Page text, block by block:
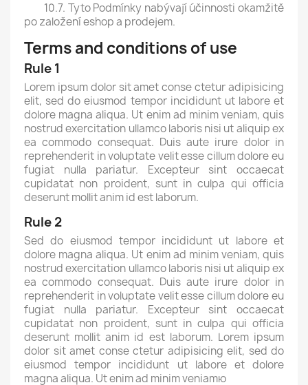
10.7. Tyto Podmínky nabývají účinnosti okamžitě
po založení eshop a prodejem.
Terms and conditions of use
Rule 1
Lorem ipsum dolor sit amet conse ctetur adipisicing
elit, sed do eiusmod tempor incididunt ut labore et
dolore magna aliqua. Ut enim ad minim veniam, quis
nostrud exercitation ullamco laboris nisi ut aliquip ex
ea commodo consequat. Duis aute irure dolor in
reprehenderit in voluptate velit esse cillum dolore eu
fugiat nulla pariatur. Excepteur sint occaecat
cupidatat non proident, sunt in culpa qui officia
deserunt mollit anim id est laborum.
Rule 2
Sed do eiusmod tempor incididunt ut labore et
dolore magna aliqua. Ut enim ad minim veniam, quis
nostrud exercitation ullamco laboris nisi ut aliquip ex
ea commodo consequat. Duis aute irure dolor in
reprehenderit in voluptate velit esse cillum dolore eu
fugiat nulla pariatur. Excepteur sint occaecat
cupidatat non proident, sunt in culpa qui officia
deserunt mollit anim id est laborum. Lorem ipsum
dolor sit amet conse ctetur adipisicing elit, sed do
eiusmod tempor incididunt ut labore et dolore
magna aliqua. Ut enim ad minim veniamю